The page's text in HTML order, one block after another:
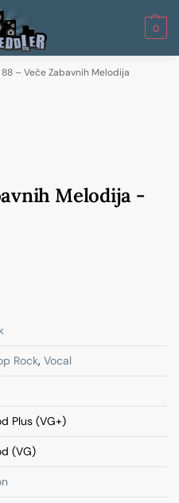
0
– Veče Zabavnih Melodija
Melodija -
Rock, Vocal
Plus (VG+)
(VG)